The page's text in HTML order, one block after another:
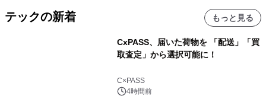
テックの新着 もっと見る
CxPASS、届いた荷物を 「配送」「買
取査定」から選択可能に！
C×PASS
4時間前